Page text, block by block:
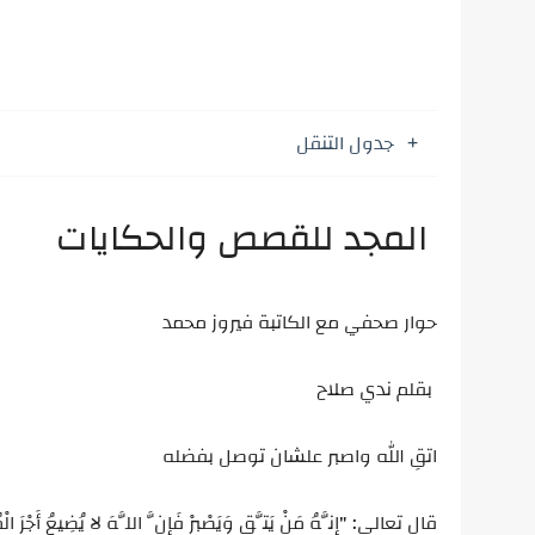
جدول التنقل
المجد للقصص والحكايات
حوار صحفي مع الكاتبة فيروز محمد
بقلم ندي صلاح
اتقِ الله واصبر علشان توصل بفضله
قال تعالى: "إِنَّهُ مَنْ يَتَّقِ وَيَصْبِرْ فَإِنَّ اللَّهَ لا يُضِيعُ أَجْرَ